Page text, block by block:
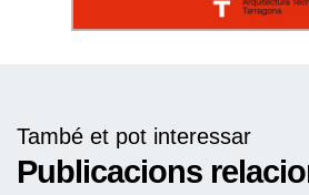
També et pot interessar
Publicacions